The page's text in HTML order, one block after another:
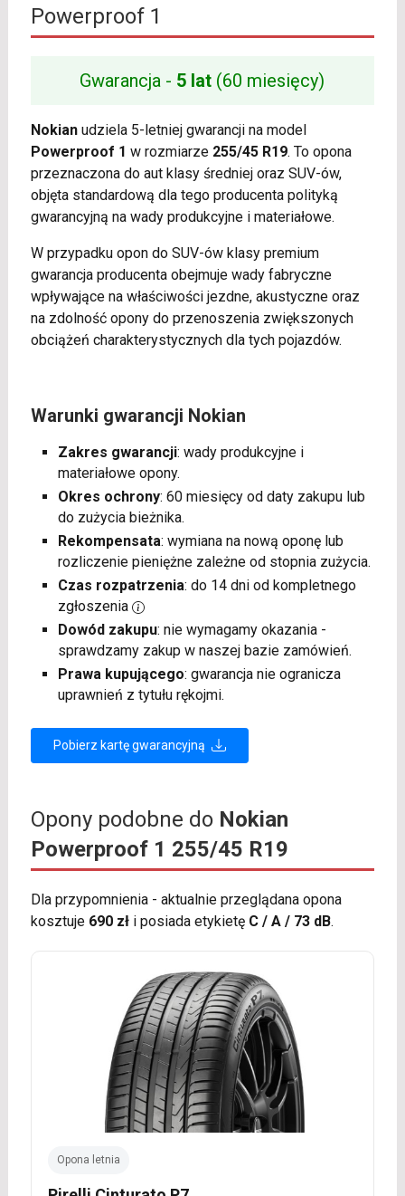
Powerproof 1
Gwarancja - 5 lat (60 miesięcy)
Nokianudziela 5-letniej gwarancji na model
Powerproof 1 w rozmiarze 255/45 R19. To opona
przeznaczona do aut klasy średniej oraz SUV-ów,
objęta standardową dla tego producenta polityką
gwarancyjną na wady produkcyjne i materiałowe.
W przypadku opon do SUV-ów klasy premium
gwarancja producenta obejmuje wady fabryczne
wpływające na właściwości jezdne, akustyczne oraz
na zdolność opony do przenoszenia zwiększonych
obciążeń charakterystycznych dla tych pojazdów.
Warunki gwarancji Nokian
Zakres gwarancji: wady produkcyjne i
materiałowe opony.
Okres ochrony: 60 miesięcy od daty zakupu lub
do zużycia bieżnika.
Rekompensata: wymiana na nową oponę lub
rozliczenie pieniężne zależne od stopnia zużycia.
Czas rozpatrzenia: do 14 dni od kompletnego
zgłoszenia
Dowód zakupu: nie wymagamy okazania -
sprawdzamy zakup w naszej bazie zamówień.
Prawa kupującego: gwarancja nie ogranicza
uprawnień z tytułu rękojmi.
Pobierz kartę gwarancyjną
Opony podobne do Nokian
Powerproof 1 255/45 R19
Dla przypomnienia - aktualnie przeglądana opona
kosztuje 690 złi posiada etykietę C / A / 73 dB.
Opona letnia